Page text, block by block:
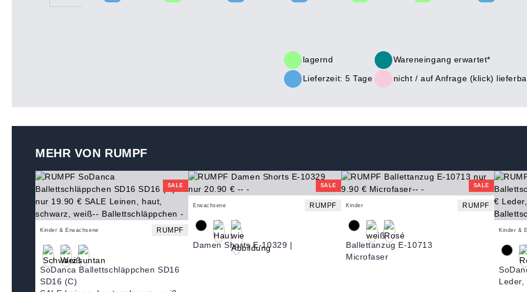
lagernd
Wareneingang erwartet*
Lieferzeit: 5 Tage
nicht / auf Anfrage (klick)
MEHR VON RUMPF
SALE
Kinder & Erwachsene RUMPF
SoDanca Ballettschläppchen SD16
SD16 (C)
SALE
Erwachsene RUMPF
Damen Shorts E-10329 |
SALE
Kinder RUMPF
Ballettanzug E-10713
Microfaser
Kinder &
Leder,